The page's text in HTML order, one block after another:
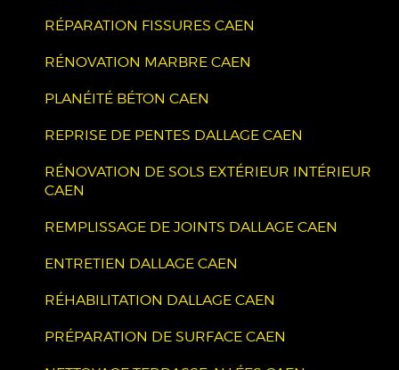
RÉPARATION FISSURES CAEN
RÉNOVATION MARBRE CAEN
PLANÉITÉ BÉTON CAEN
REPRISE DE PENTES DALLAGE CAEN
RÉNOVATION DE SOLS EXTÉRIEUR INTÉRIEUR
CAEN
REMPLISSAGE DE JOINTS DALLAGE CAEN
ENTRETIEN DALLAGE CAEN
RÉHABILITATION DALLAGE CAEN
PRÉPARATION DE SURFACE CAEN